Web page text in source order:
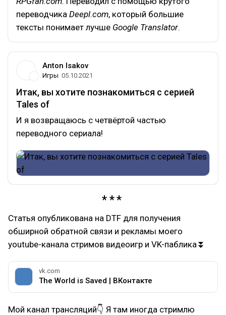
переводчика Deepl.com, который большие
тексты понимает лучше Google Translator.
Anton Isakov
Игры 05.10.2021
Итак, вы хотите познакомиться c серией
Tales of
И я возвращаюсь с четвёртой частью
переводного сериала!
Статья опубликована на DTF для получения
обширной обратной связи и рекламы моего
youtube-канала стримов видеоигр и VK-паблика⏬
vk.com
The World is Saved | ВКонтакте
Мой канал трансляций👇 Я там иногда стримлю